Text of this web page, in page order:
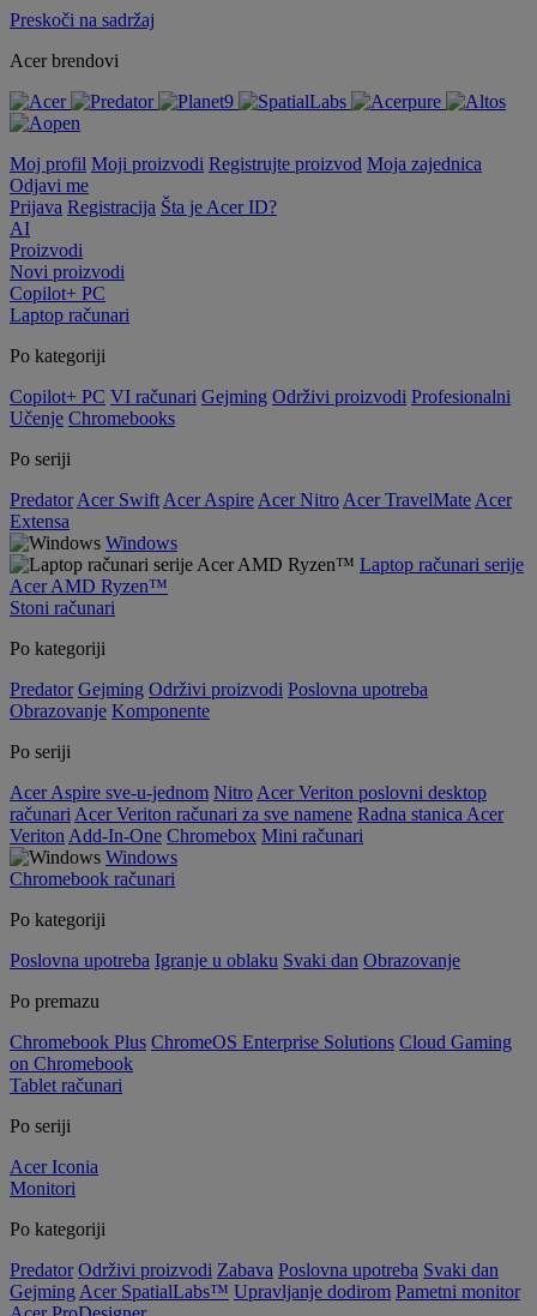
Preskoči na sadržaj
Acer brendovi
Moj profil Moji proizvodi Registrujte proizvod Moja zajednica
Odjavi me
Prijava Registracija Šta je Acer ID?
AI
Proizvodi
Novi proizvodi
Copilot+ PC
Laptop računari
Po kategoriji
Copilot+ PC VI računari Gejming Održivi proizvodi Profesionalni
Učenje Chromebooks
Po seriji
Predator Acer Swift Acer Aspire Acer Nitro Acer TravelMate Acer
Extensa
Windows
Laptop računari serije
Acer AMD Ryzen™
Stoni računari
Po kategoriji
Predator Gejming Održivi proizvodi Poslovna upotreba
Obrazovanje Komponente
Po seriji
Acer Aspire sve-u-jednom Nitro Acer Veriton poslovni desktop
računari Acer Veriton računari za sve namene Radna stanica Acer
Veriton Add-In-One Chromebox Mini računari
Windows
Chromebook računari
Po kategoriji
Poslovna upotreba Igranje u oblaku Svaki dan Obrazovanje
Po premazu
Chromebook Plus ChromeOS Enterprise Solutions Cloud Gaming
on Chromebook
Tablet računari
Po seriji
Acer Iconia
Monitori
Po kategoriji
Predator Održivi proizvodi Zabava Poslovna upotreba Svaki dan
Gejming Acer SpatialLabs™ Upravljanje dodirom Pametni monitor